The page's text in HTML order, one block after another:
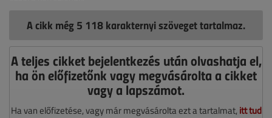
A cikk még 5 118 karakternyi szöveget tartalmaz.
A teljes cikket bejelentkezés után olvashatja el,
ha ön előfizetőnk vagy megvásárolta a cikket
vagy a lapszámot.
Ha van előfizetése, vagy már megvásárolta ezt a tartalmat, itt tud